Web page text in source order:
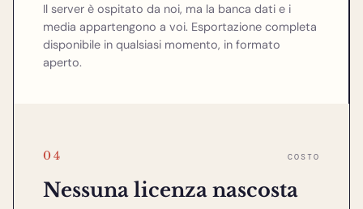
Il server è ospitato da noi, ma la banca dati e i
media appartengono a voi. Esportazione completa
disponibile in qualsiasi momento, in formato
aperto.
04 COSTO
Nessuna licenza nascosta